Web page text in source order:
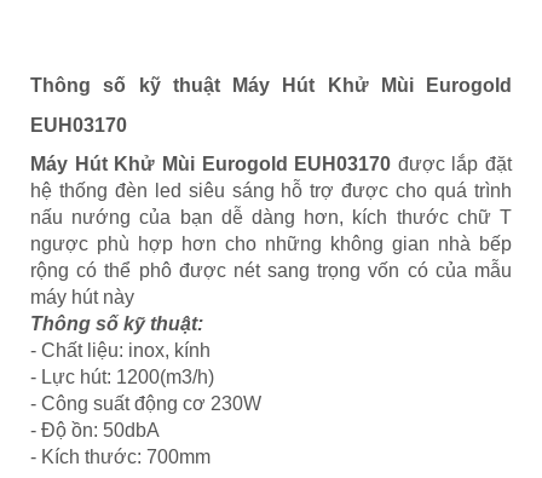
Thông số kỹ thuật Máy Hút Khử Mùi Eurogold
EUH03170
Máy Hút Khử Mùi Eurogold EUH03170 được lắp đặt
hệ thống đèn led siêu sáng hỗ trợ được cho quá trình
nấu nướng của bạn dễ dàng hơn, kích thước chữ T
ngược phù hợp hơn cho những không gian nhà bếp
rộng có thể phô được nét sang trọng vốn có của mẫu
máy hút này
Thông số kỹ thuật:
- Chất liệu: inox, kính
- Lực hút: 1200(m3/h)
- Công suất động cơ 230W
- Độ ồn: 50dbA
- Kích thước: 700mm